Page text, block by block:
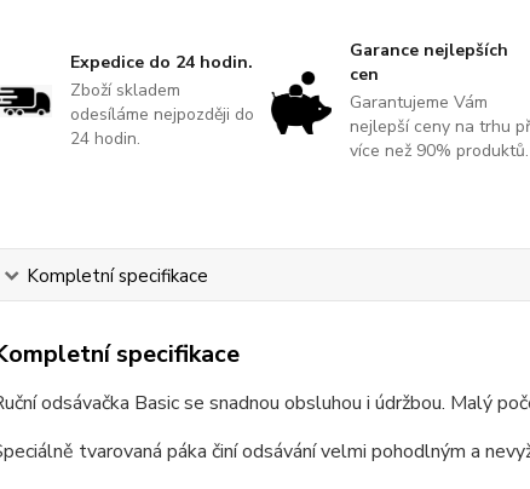
Expedice do 24 hodin.
Zboží skladem
odesíláme nejpozději do
24 hodin.
Garance nejlepších
cen
Garantujeme Vám
nejlepší ceny na trhu
více než 90% produktů.
Kompletní specifikace
specifikace
odsávačka Basic se snadnou obsluhou i údržbou. Malý
tvarovaná páka činí odsávání velmi pohodlným a